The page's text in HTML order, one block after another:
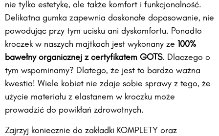
nie tylko estetykę, ale także komfort i funkcjonalność.
Delikatna gumka zapewnia doskonałe dopasowanie, nie
powodując przy tym ucisku ani dyskomfortu. Ponadto
kroczek w naszych majtkach jest wykonany ze 100%
bawełny organicznej z certyfikatem GOTS. Dlaczego o
tym wspominamy? Dlatego, że jest to bardzo ważna
kwestia! Wiele kobiet nie zdaje sobie sprawy z tego, że
użycie materiału z elastanem w kroczku może
prowadzić do powikłań zdrowotnych.
Zajrzyj koniecznie do zakładki KOMPLETY oraz